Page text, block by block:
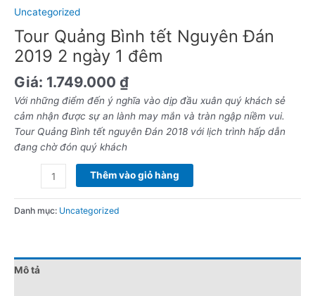
Uncategorized
Tour Quảng Bình tết Nguyên Đán
2019 2 ngày 1 đêm
Giá: 1.749.000 ₫
Với những điểm đến ý nghĩa vào dịp đầu xuân quý khách sẻ
cảm nhận được sự an lành may mắn và tràn ngập niềm vui.
Tour Quảng Bình tết nguyên Đán 2018 với lịch trình hấp dẫn
đang chờ đón quý khách
Thêm vào giỏ hàng
Danh mục: Uncategorized
Mô tả